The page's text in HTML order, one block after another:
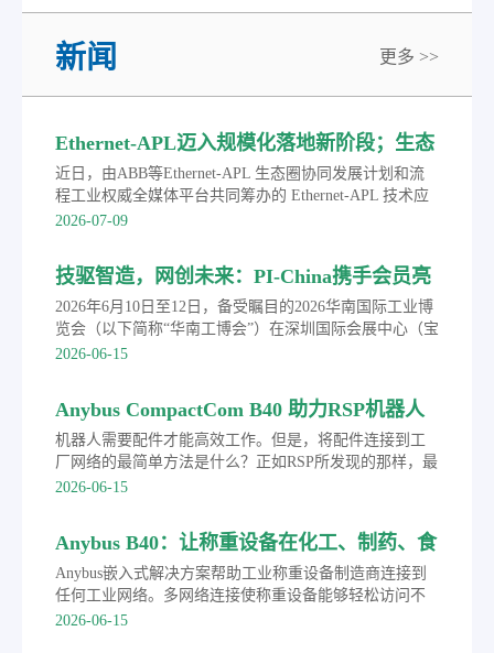
新闻 更多 >>
Ethernet-APL迈入规模化落地新阶段；生态
圈联合发布APL选型手册
近日，由ABB等Ethernet-APL 生态圈协同发展计划和流
程工业权威全媒体平台共同筹办的 Ethernet-APL 技术应
用巡回研讨会首站落地浙江宁波。会上，生态圈成员单
工业以太网技术与深耕行业的实践积淀，ABB 致力于助
力广大流程工业用户打通端到端完整数据链路，打破传
统数据孤岛，为工厂智能化转型和迈向AI驱动的自主智
能运营夯实数据根基。
2026-07-09
技驱智造，网创未来：PI-China携手会员亮
相华南工博会并成功举办PROFINET技术路
演
2026年6月10日至12日，备受瞩目的2026华南国际工业博
览会（以下简称“华南工博会”）在深圳国际会展中心（宝
安新馆）盛大举行。作为工业通信与自动化技术领域的
专业委员会（PI-China）携手多家会员单位亮相本次盛
会，并同期举办了“技驱智造 网创未来”2026年
PROFINET技术路演，全面展示了以PROFINET技术为核
心的工业通信创新成果，成为本届展会推动制造业数字
化转型的一大亮点。
2026-06-15
Anybus CompactCom B40 助力RSP机器人
配件客户实现PROFINET等主流协议
机器人需要配件才能高效工作。但是，将配件连接到工
厂网络的最简单方法是什么？正如RSP所发现的那样，最
简单的方法是使用Anybus的现成产品和专业知识。
2026-06-15
Anybus B40：让称重设备在化工、制药、食
品行业任意切换PROFINET等主流协议
Anybus嵌入式解决方案帮助工业称重设备制造商连接到
任何工业网络。多网络连接使称重设备能够轻松访问不
同的控制系统，加快了上市时间。
2026-06-15